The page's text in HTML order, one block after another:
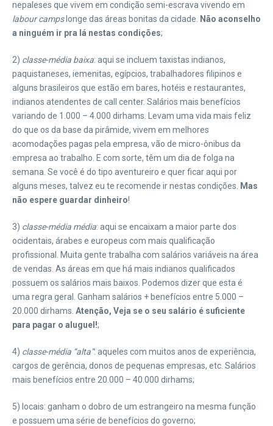
nepaleses que vivem em condição semi-escrava vivendo em
labour campslonge das áreas bonitas da cidade.
Não aconselho
a ninguém ir pra lá nestas condições;
2) classe-média baixa: aqui se incluem taxistas indianos,
paquistaneses, iemenitas, egípcios, trabalhadores filipinos e
alguns brasileiros que estão em bares, hotéis e restaurantes,
indianos atendentes de call center. Salários mais benefícios
variando de 1.000 – 4.000 dirhams. Levam uma vida mais feliz
do que os da base da pirâmide, vivem em melhores
acomodações pagas pela empresa, vão de micro-ônibus da
empresa ao trabalho. E com sorte, têm um dia de folga na
semana. Se você é do tipo aventureiro e quer ficar aqui por
alguns meses, talvez eu te recomende ir nestas condições.
Mas
não espere guardar dinheiro!
3) classe-média média: aqui se encaixam a maior parte dos
ocidentais, árabes e europeus com mais qualificação
profissional. Muita gente trabalha com salários variáveis na área
de vendas. As áreas em que há mais indianos qualificados
possuem os salários mais baixos. Podemos dizer que esta é
uma regra geral. Ganham salários + benefícios entre 5.000 –
20.000 dirhams. Atenção, Veja se o seu salário é suficiente
para pagar o aluguel!;
4) classe-média “alta”: aqueles com muitos anos de experiência,
cargos de gerência, donos de pequenas empresas, etc. Salários
mais benefícios entre 20.000 – 40.000 dirhams;
5) locais: ganham o dobro de um estrangeiro na mesma função
e possuem uma série de benefícios do governo;